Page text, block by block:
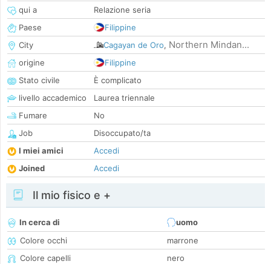
qui a
Relazione seria
Paese
Filippine
City
Cagayan de Oro, Northern Mindan...
origine
Filippine
Stato civile
È complicato
livello accademico
Laurea triennale
Fumare
No
Job
Disoccupato/ta
I miei amici
Accedi
Joined
Accedi
Il mio fisico e +
In cerca di
uomo
Colore occhi
marrone
Colore capelli
nero